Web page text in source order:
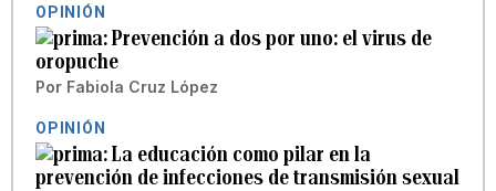
OPINIÓN
Prevención a dos por uno: el virus de
oropuche
Por Fabiola Cruz López
OPINIÓN
La educación como pilar en la
prevención de infecciones de transmisión sexual